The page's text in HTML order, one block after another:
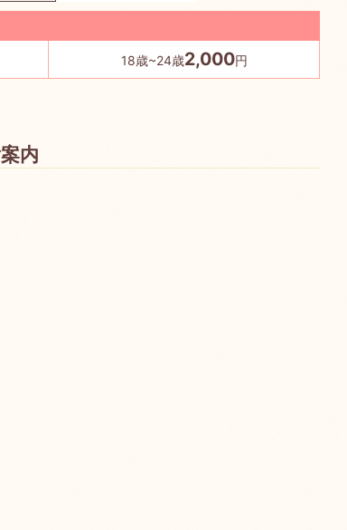
18歳~24歳2,000円
内